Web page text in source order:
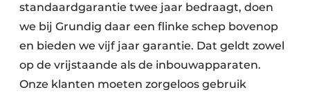
standaardgarantie twee jaar bedraagt, doen
we bij Grundig daar een flinke schep bovenop
en bieden we vijf jaar garantie. Dat geldt zowel
op de vrijstaande als de inbouwapparaten.
Onze klanten moeten zorgeloos gebruik